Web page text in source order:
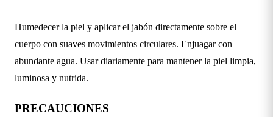
Humedecer la piel y aplicar el jabón directamente sobre el
cuerpo con suaves movimientos circulares. Enjuagar con
abundante agua. Usar diariamente para mantener la piel limpia,
luminosa y nutrida.
PRECAUCIONES